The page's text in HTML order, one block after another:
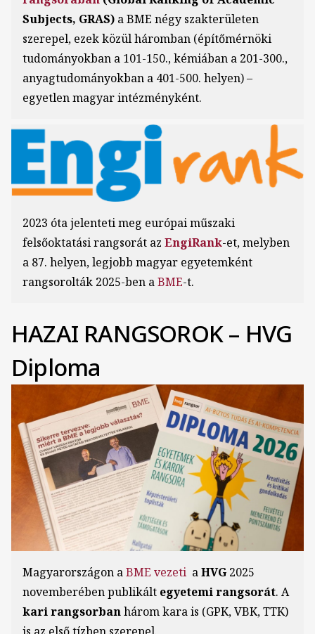
Subjects, GRAS) a BME négy szakterületen
szerepel, ezek közül háromban (építőmérnöki
tudományokban a 101-150., kémiában a 201-300.,
anyagtudományokban a 401-500. helyen) –
egyetlen magyar intézményként.
Kép
2023 óta jelenteti meg európai műszaki
felsőoktatási rangsorát az EngiRank-et, melyben
a 87. helyen, legjobb magyar egyetemként
rangsorolták 2025-ben aBME-t.
HAZAI RANGSOROK – HVG
Diploma
Magyarországon aBME vezeti aHVG 2025
novemberében publikált egyetemi rangsorát. A
kari rangsorbanhárom kara is (GPK, VBK, TTK)